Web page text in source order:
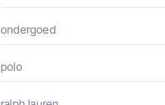
ondergoed
polo